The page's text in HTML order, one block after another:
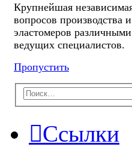
Крупнейшая
вопросов производства
эластомеров
ведущих специалистов.
Пропустить
Ссылки